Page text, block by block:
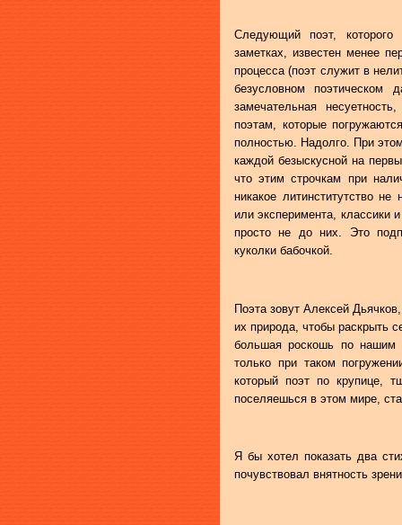
Следующий поэт,
заметках, известен менее
процесса (поэт служит в
безусловном
замечательная
поэтам, которые
полностью. Надолго. При
каждой безыскусной на
что этим строчкам при
никакое литинститутство
или эксперимента, классики
просто не до них. Это
куколки бабочкой.
Поэта зовут Алексей
их природа, чтобы раскрыть
большая роскошь по нашим
только при таком
который поэт по крупице,
поселяешься в этом мире,
Я бы хотел показать два
почувствовал внятность